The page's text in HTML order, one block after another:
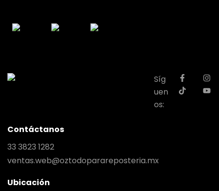
Síg
uen
os:
Contáctanos
33 3823 1282
ventas.web@oztodoparareposteria.mx
Ubicación